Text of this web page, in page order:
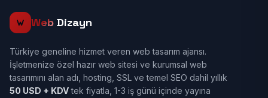
Web Dizayn
Türkiye geneline hizmet veren web tasarım ajansı.
İşletmenize özel hazır web sitesi ve kurumsal web
tasarımını alan adı, hosting, SSL ve temel SEO dahil yıllık
50 USD + KDVtek fiyatla, 1-3 iş günü içinde yayına